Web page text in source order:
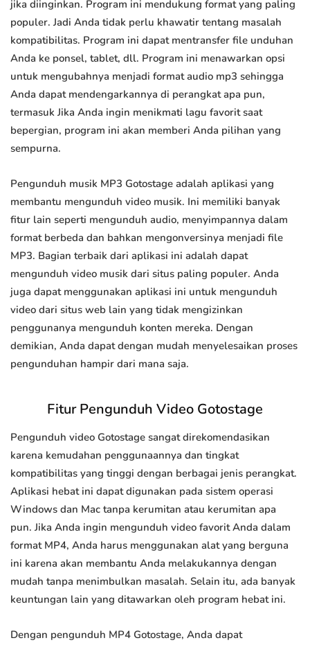
jika diinginkan. Program ini mendukung format yang paling
populer. Jadi Anda tidak perlu khawatir tentang masalah
kompatibilitas. Program ini dapat mentransfer file unduhan
Anda ke ponsel, tablet, dll. Program ini menawarkan opsi
untuk mengubahnya menjadi format audio mp3 sehingga
Anda dapat mendengarkannya di perangkat apa pun,
termasuk Jika Anda ingin menikmati lagu favorit saat
bepergian, program ini akan memberi Anda pilihan yang
sempurna.
Pengunduh musik MP3 Gotostage adalah aplikasi yang
membantu mengunduh video musik. Ini memiliki banyak
fitur lain seperti mengunduh audio, menyimpannya dalam
format berbeda dan bahkan mengonversinya menjadi file
MP3. Bagian terbaik dari aplikasi ini adalah dapat
mengunduh video musik dari situs paling populer. Anda
juga dapat menggunakan aplikasi ini untuk mengunduh
video dari situs web lain yang tidak mengizinkan
penggunanya mengunduh konten mereka. Dengan
demikian, Anda dapat dengan mudah menyelesaikan proses
pengunduhan hampir dari mana saja.
Fitur Pengunduh Video Gotostage
Pengunduh video Gotostage sangat direkomendasikan
karena kemudahan penggunaannya dan tingkat
kompatibilitas yang tinggi dengan berbagai jenis perangkat.
Aplikasi hebat ini dapat digunakan pada sistem operasi
Windows dan Mac tanpa kerumitan atau kerumitan apa
pun. Jika Anda ingin mengunduh video favorit Anda dalam
format MP4, Anda harus menggunakan alat yang berguna
ini karena akan membantu Anda melakukannya dengan
mudah tanpa menimbulkan masalah. Selain itu, ada banyak
keuntungan lain yang ditawarkan oleh program hebat ini.
Dengan pengunduh MP4 Gotostage, Anda dapat